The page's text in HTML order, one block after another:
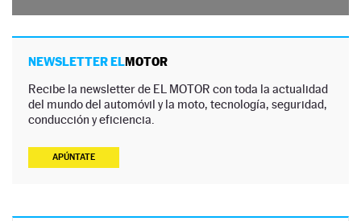
NEWSLETTER ELMOTOR
Recibe la newsletter de EL MOTOR con toda la actualidad
del mundo del automóvil y la moto, tecnología, seguridad,
conducción y eficiencia.
APÚNTATE